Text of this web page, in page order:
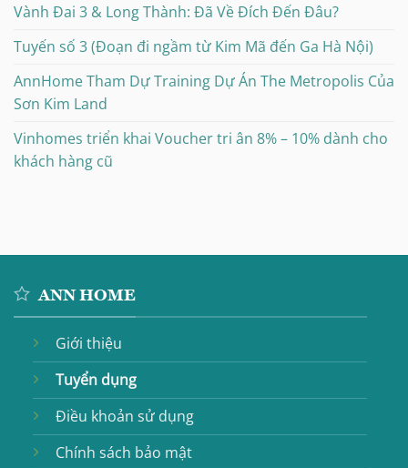
Vành Đai 3 & Long Thành: Đã Về Đích Đến Đâu?
Tuyến số 3 (Đoạn đi ngầm từ Kim Mã đến Ga Hà Nội)
AnnHome Tham Dự Training Dự Án The Metropolis Của
Sơn Kim Land
Vinhomes triển khai Voucher tri ân 8% – 10% dành cho
khách hàng cũ
ANN HOME
Giới thiệu
Tuyển dụng
Điều khoản sử dụng
Chính sách bảo mật